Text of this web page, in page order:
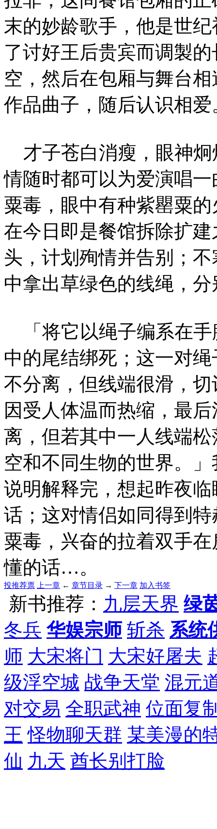
末的妙龄歌手，他是世
了讨好王后贵宾而调製
空，然后在包厢与舞台
作品曲子，随后认识相爱
才子苍白消瘦，眼神炯
情随时都可以为爱演唱
粟毒，眼中有种紫罌粟
在今日即是餐馆拆除扩
头，计划殉情并告别；
中拿出草绿色的线绳，
「将它以绳子编系在手
中的尾结绑死；这一对
不分离，但线端很滑，
因受人体温而热缩，最
离，但若其中一人线端
空和不同生物的世界。
说明解释完，想起昨夜
话；这对情侣如同得到
粟毒，兴奋的拉着双手
懂的话…。
投推荐票 上一章 ← 章节目录 → 下一章 加入书签
新书推荐： 九层天界 绿
冬兵 华娱宗师 斩杀 系统
师 大宋将门 大宋好屠夫
级浮空城 战争天堂 混元
对交易 全职武神 位面复
王 怪物聊天群 某美漫的
仙 九天 酋长别打脸